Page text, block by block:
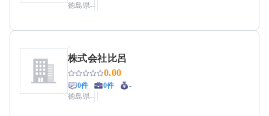
徳島県--
-
株式会社比呂
0.00
0件 0件
-
徳島県--